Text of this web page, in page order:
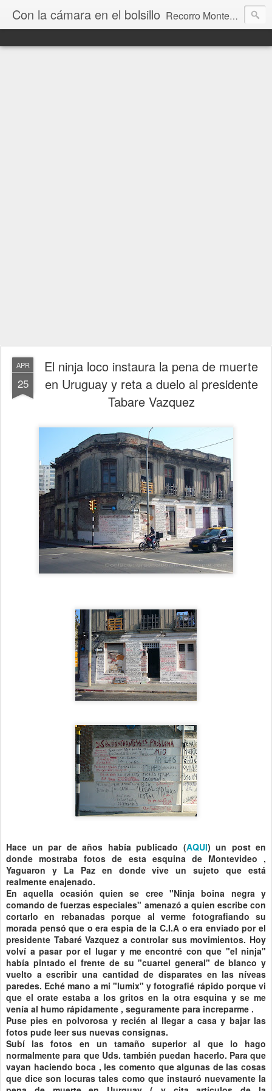
Con la cámara en el bolsillo Recorro Montevideo y el mundo. Fotos e historias de aquí y allá.
APR
25
El ninja loco instaura la pena de muerte
en Uruguay y reta a duelo al presidente
Tabare Vazquez
Hace un par de años había publicado (AQUI) un post en
donde mostraba fotos de esta esquina de Montevideo ,
Yaguaron y La Paz en donde vive un sujeto que está
realmente enajenado.
En aquella ocasión quien se cree "Ninja boina negra y
comando de fuerzas especiales" amenazó a quien escribe con
cortarlo en rebanadas porque al verme fotografiando su
morada pensó que o eraespia de la C.I.A o era enviado por el
presidente Tabaré Vazquez a controlar sus movimientos. Hoy
volví a pasar por el lugar y me encontré con que "el ninja"
había pintado el frente de su "cuartel general" de blanco y
vuelto a escribir una cantidad de disparates en las níveas
paredes. Eché mano a mi "lumix" y fotografié rápido porque vi
que el orate estaba a los gritos en la otra esquina y se me
venía al humo rápidamente , seguramente para increparme .
Puse pies en polvorosa yrecién al llegar a casa y bajar las
fotos pude leer sus nuevas consignas.
Subí las fotos en un tamaño superior al que lo hago
normalmente para que Uds. también puedan hacerlo. Para que
vayan haciendo boca , les comento que algunas de las cosas
que dice son locuras tales como que instauró nuevamente la